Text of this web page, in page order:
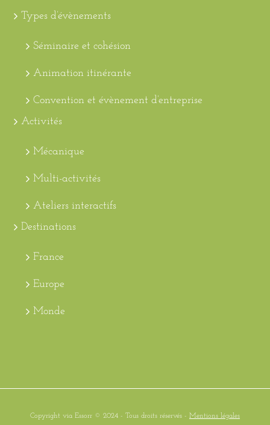
Types d’évènements
Séminaire et cohésion
Animation itinérante
Convention et évènement d’entreprise
Activités
Mécanique
Multi-activités
Ateliers interactifs
Destinations
France
Europe
Monde
Copyright via Essorr © 2024 - Tous droits réservés - Mentions légales